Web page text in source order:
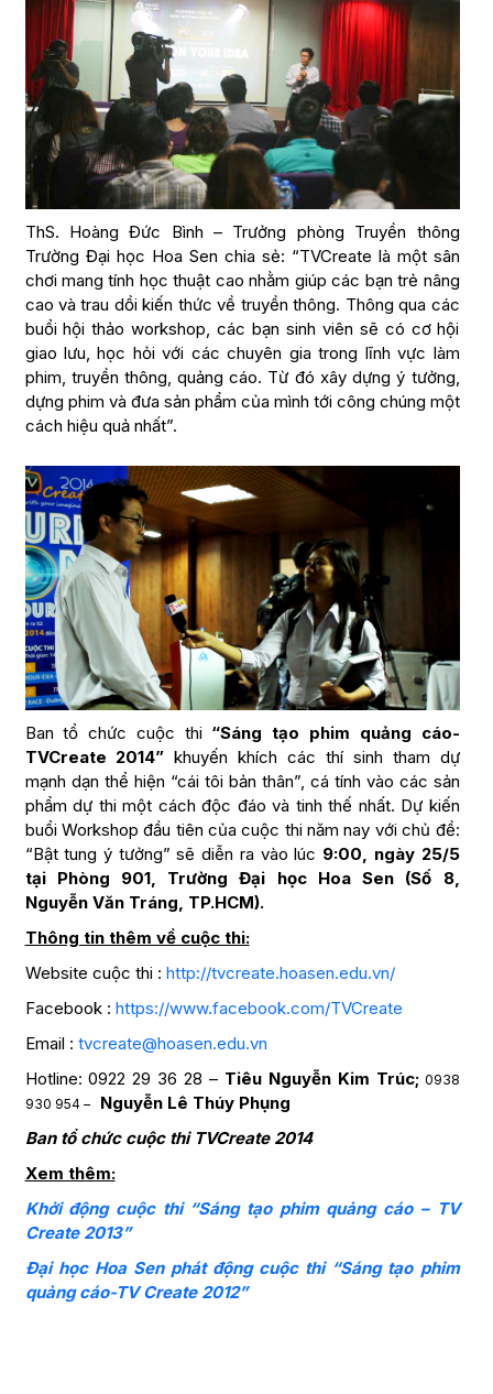
ThS. Hoàng Đức Bình – Trưởng phòng Truyền thông
Trường Đại học Hoa Sen chia sẻ: “TVCreate là một sân
chơi mang tính học thuật cao nhằm giúp các bạn trẻ nâng
cao và trau dồi kiến thức về truyền thông. Thông qua các
buổi hội thảo workshop, các bạn sinh viên sẽ có cơ hội
giao lưu, học hỏi với các chuyên gia trong lĩnh vực làm
phim, truyền thông, quảng cáo. Từ đó xây dựng ý tưởng,
dựng phim và đưa sản phẩm của mình tới công chúng một
cách hiệu quả nhất”.
Ban tổ chức cuộc thi “Sáng tạo phim quảng cáo-
TVCreate 2014” khuyến khích các thí sinh tham dự
mạnh dạn thể hiện “cái tôi bản thân”, cá tính vào các sản
phẩm dự thi một cách độc đáo và tinh thế nhất. Dự kiến
buổi Workshop đầu tiên của cuộc thi năm nay với chủ đề:
“Bật tung ý tưởng” sẽ diễn ra vào lúc 9:00, ngày 25/5
tại Phòng 901, Trường Đại học Hoa Sen (Số 8,
Nguyễn Văn Tráng, TP.HCM).
Thông tin thêm về cuộc thi:
Website cuộc thi : http://tvcreate.hoasen.edu.vn/
Facebook : https://www.facebook.com/TVCreate
Email : tvcreate@hoasen.edu.vn
Hotline: 0922 29 36 28 – Tiêu Nguyễn Kim Trúc;0938
930 954 – Nguyễn Lê Thúy Phụng
Ban tổ chức cuộc thi TVCreate 2014
Xem thêm:
Khởi động cuộc thi “Sáng tạo phim quảng cáo – TV
Create 2013”
Đại học Hoa Sen phát động cuộc thi “Sáng tạo phim
quảng cáo-TV Create 2012”